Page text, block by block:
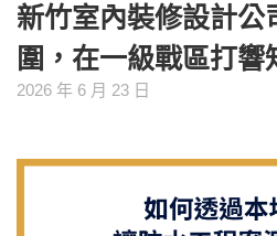
新竹室內裝修設計公
圍，在一級戰區打響
2026 年 6 月 23 日